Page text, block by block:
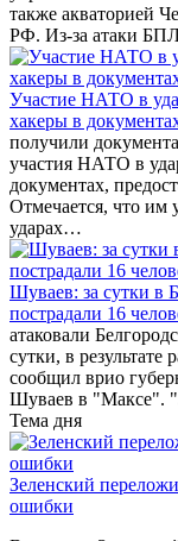
также акваторией
РФ. Из-за атаки
Участие НАТО в
хакеры в
получили
участия НАТО в
документах,
Отмечается, что им
ударах…
Шуваев: за сутки в
пострадали 16
атаковали
сутки, в
сообщил врио
Шуваев в "Максе".
Тема дня
Зеленский
ошибки